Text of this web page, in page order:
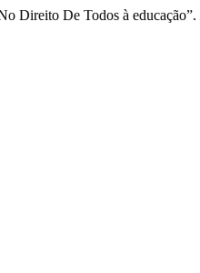
Direito De Todos à educação”.